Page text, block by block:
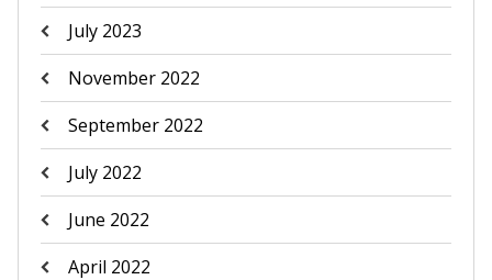
July 2023
November 2022
September 2022
July 2022
June 2022
April 2022